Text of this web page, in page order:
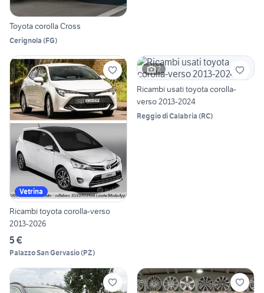
Toyota corolla Cross
Cerignola (FG)
Vetrina
Ricambi toyota corolla-verso
2013-2026
5 €
Palazzo San Gervasio(PZ)
2
Ricambi usati toyota corolla-
verso 2013-2024
Reggio di Calabria (RC)